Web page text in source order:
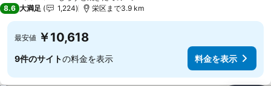
8.6 大満足 1,224 栄区まで3.9 km
最安値 ￥10,618
9件のサイトの料金を表示 料金を表示